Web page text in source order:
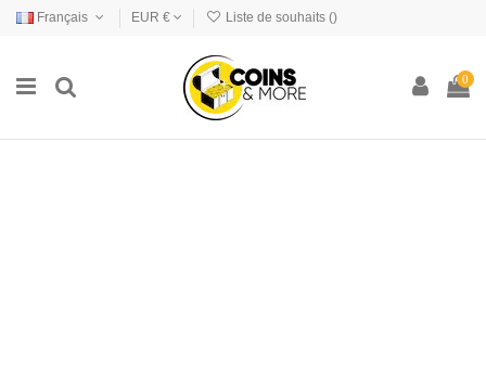
Français EUR € Liste de souhaits ()
0